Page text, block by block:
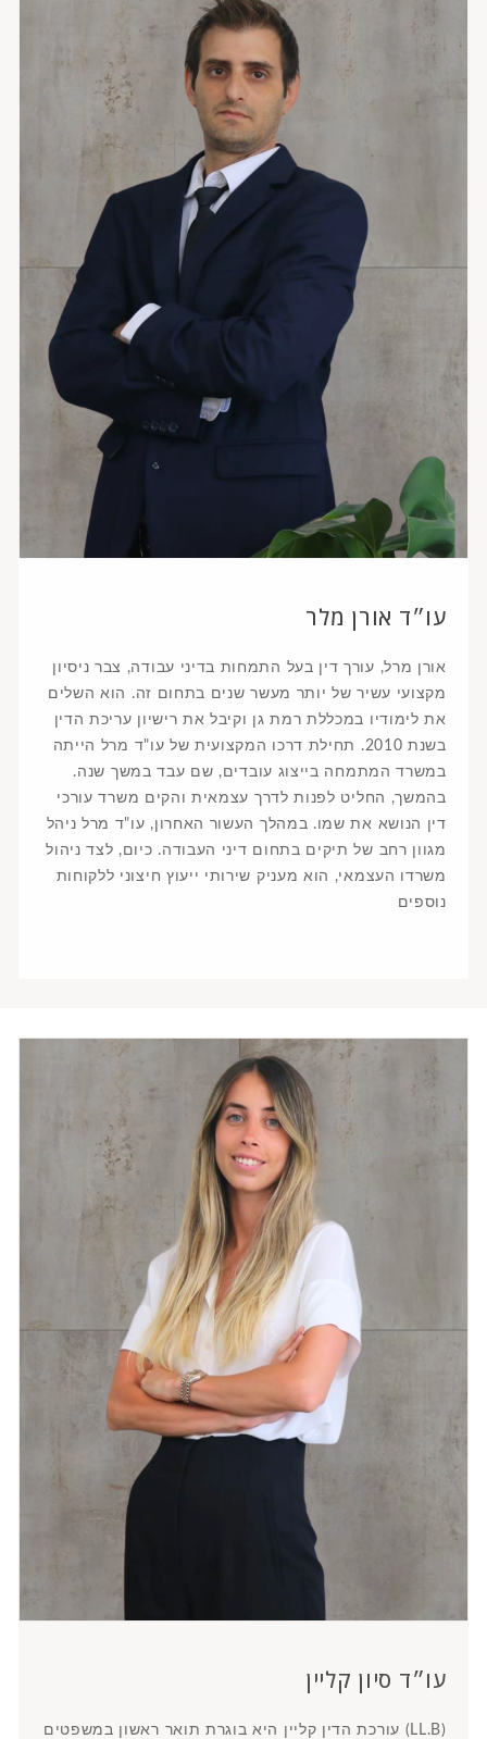
עו״ד אורן מלר
אורן מרל, עורך דין בעל התמחות בדיני עבודה, צבר ניסיון
מקצועי עשיר של יותר מעשר שנים בתחום זה. הוא השלים
את לימודיו במכללת רמת גן וקיבל את רישיון עריכת הדין
בשנת 2010. תחילת דרכו המקצועית של עו"ד מרל הייתה
במשרד המתמחה בייצוג עובדים, שם עבד במשך שנה.
בהמשך, החליט לפנות לדרך עצמאית והקים משרד עורכי
דין הנושא את שמו. במהלך העשור האחרון, עו"ד מרל ניהל
מגוון רחב של תיקים בתחום דיני העבודה. כיום, לצד ניהול
משרדו העצמאי, הוא מעניק שירותי ייעוץ חיצוני ללקוחות
נוספים
עו״ד סיון קליין
עורכת הדין קליין היא בוגרת תואר ראשון במשפטים (LL.B)